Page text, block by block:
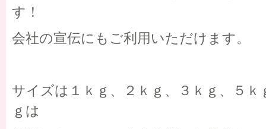
す！
会社の宣伝にもご利用いただけます。
サイズは１ｋｇ、２ｋｇ、３ｋｇ、５
ｇは